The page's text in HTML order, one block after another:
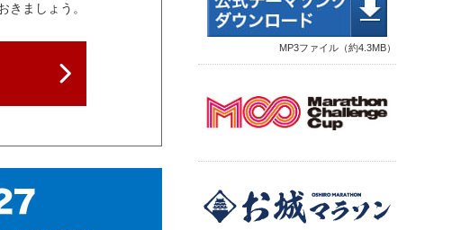
きましょう。
MP3ファイル（約4.3MB）